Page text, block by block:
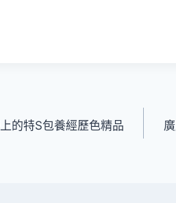
的特S包養經歷色精品